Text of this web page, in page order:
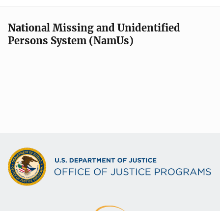
National Missing and Unidentified
Persons System (NamUs)